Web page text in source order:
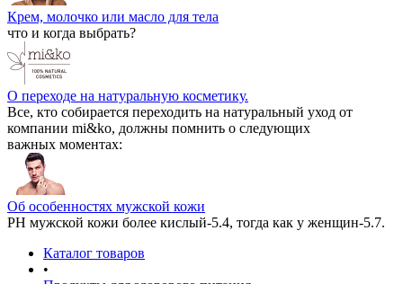
Крем, молочко или масло для тела
что и когда выбрать?
О переходе на натуральную косметику.
Все, кто собирается переходить на натуральный уход от
компании mi&ko, должны помнить о следующих
важных моментах:
Об особенностях мужской кожи
РН мужской кожи более кислый-5.4, тогда как у женщин-5.7.
Каталог товаров
•